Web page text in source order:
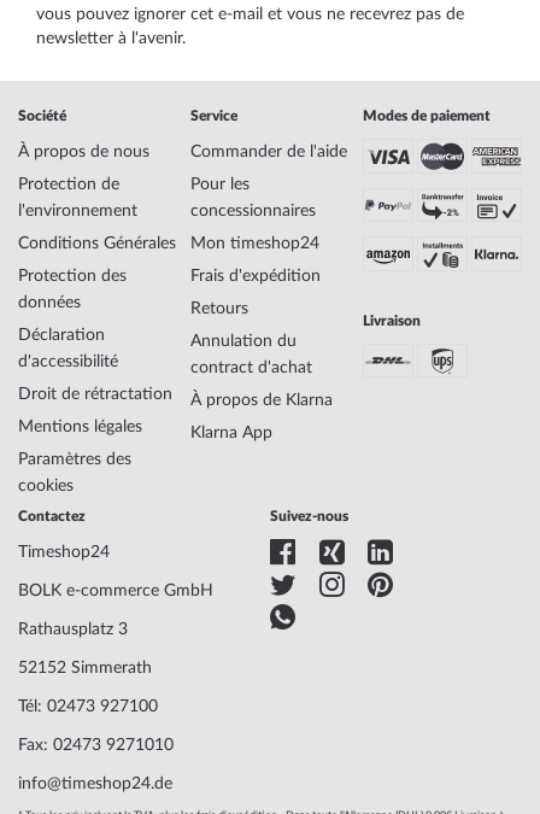
vous pouvez ignorer cet e-mail et vous ne recevrez pas de
newsletter à l'avenir.
Société
À propos de nous
Protection de
l'environnement
Conditions Générales
Protection des
données
Déclaration
d'accessibilité
Droit de rétractation
Mentions légales
Paramètres des
cookies
Service
Commander de l'aide
Pour les
concessionnaires
Mon timeshop24
Frais d'expédition
Retours
Annulation du
contract d'achat
À propos de Klarna
Klarna App
Modes de paiement
Livraison
Contactez
Timeshop24
BOLK e-commerce GmbH
Rathausplatz 3
52152 Simmerath
Tél: 02473 927100
Fax: 02473 9271010
info@timeshop24.de
Suivez-nous